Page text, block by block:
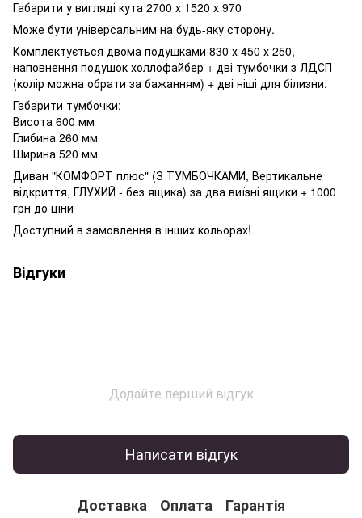
Габарити у вигляді кута 2700 х 1520 х 970
Може бути універсальним на будь-яку сторону.
Комплектується двома подушками 830 х 450 х 250,
наповнення подушок холлофайбер + дві тумбочки з ЛДСП
(колір можна обрати за бажанням) + дві ніші для білизни.
Габарити тумбочки:
Висота 600 мм
Глибина 260 мм
Ширина 520 мм
Диван "КОМФОРТ плюс" (З ТУМБОЧКАМИ, Вертикальне
відкриття, ГЛУХИЙ - без ящика) за два виїзні ящики + 1000
грн до ціни
Доступний в замовлення в інших кольорах!
Відгуки
Додайте перший відгук
Написати відгук
Доставка Оплата Гарантія